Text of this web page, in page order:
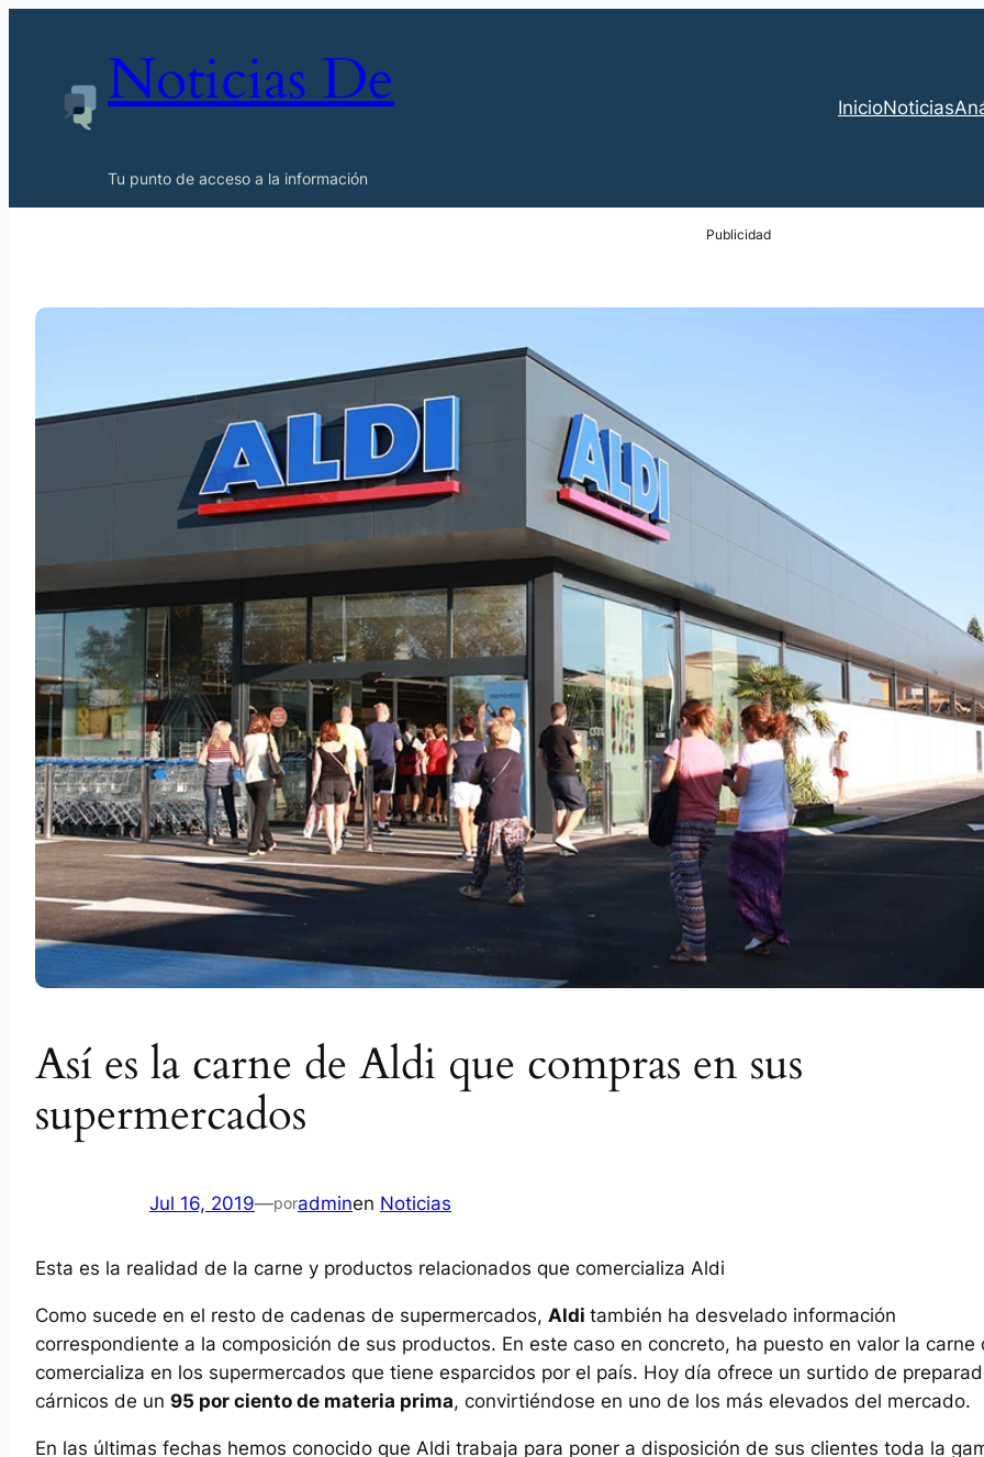
Noticias De
Tu punto de acceso a la información
InicioNoticias
Así es la carne de Aldi que compras en sus
supermercados
Jul 16, 2019—poradminen Noticias
Esta es la realidad de la carne y productos relacionados que comercializa Aldi
Como sucede en el resto de cadenas de supermercados, Aldi también ha desvelado información
correspondiente a la composición de sus productos. En este caso en concreto, ha puesto en valor la carne
comercializa en los supermercados que tiene esparcidos por el país. Hoy día ofrece un surtido de
cárnicos de un 95 por ciento de materia prima, convirtiéndose en uno de los más elevados del mercado.
En las últimas fechas hemos conocido que Aldi trabaja para poner a disposición de sus clientes toda la